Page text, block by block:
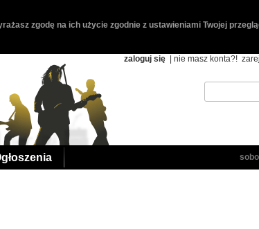
zgodę na ich użycie zgodnie z ustawieniami Twojej
zaloguj się | nie masz konta?!